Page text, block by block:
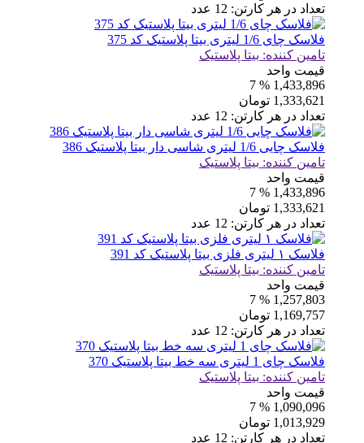
تعداد در هر کارتن: 12 عدد
فلاسک چای 1/6 لیتری بیتا پلاستیک کد 375
تامین کننده: بیتا پلاستیک
قیمت واحد
1,433,896
% 7
1,333,621 تومان
تعداد در هر کارتن: 12 عدد
فلاسک چایی 1/6 لیتری شاسی دار بیتا پلاستیک 386
تامین کننده: بیتا پلاستیک
قیمت واحد
1,433,896
% 7
1,333,621 تومان
تعداد در هر کارتن: 12 عدد
فلاسک ۱ لیتری فلزی بیتا پلاستیک کد 391
تامین کننده: بیتا پلاستیک
قیمت واحد
1,257,803
% 7
1,169,757 تومان
تعداد در هر کارتن: 12 عدد
فلاسک چای 1 لیتری سه خط بیتا پلاستیک 370
تامین کننده: بیتا پلاستیک
قیمت واحد
1,090,096
% 7
1,013,929 تومان
تعداد در هر کارتن: 12 عدد